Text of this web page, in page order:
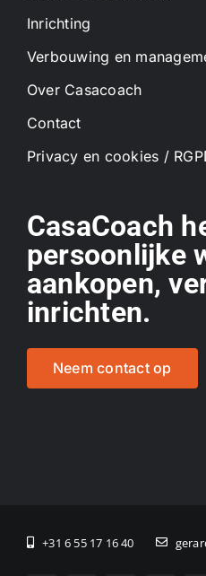
Inrichting
Verbouwing en
Over Casacoach
Contact
Privacy en cookies /
CasaCoach
persoonlijke
aankopen,
inrichten.
Neem contact op
+31 6 55 17 16 40